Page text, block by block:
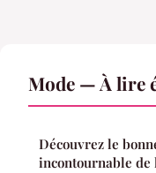
Mode — À lire
Découvrez le
incontournable